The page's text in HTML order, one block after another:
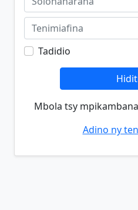
Tadidio
Mbola tsy
Adino ny